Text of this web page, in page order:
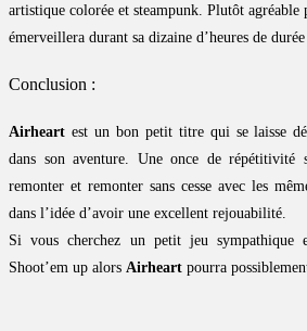
artistique colorée et steampunk. Plutôt
émerveillera durant sa dizaine d’heures de durée
Conclusion :
Airheart est un bon petit titre qui se laisse
dans son aventure. Une once de répétitivité
remonter et remonter sans cesse avec les
dans l’idée d’avoir une excellent rejouabilité.
Si vous cherchez un petit jeu sympathique
Shoot’em up alors Airheart pourra